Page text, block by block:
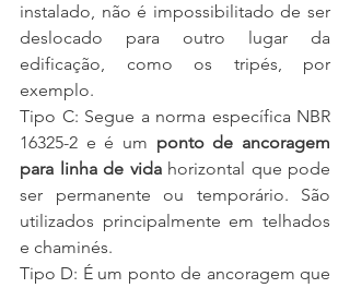
instalado, não é impossibilitado de ser
deslocado para outro lugar da
edificação, como os tripés, por
exemplo.
Tipo C: Segue a norma específica NBR
16325-2 e é um ponto de ancoragem
para linha de vida horizontal que pode
ser permanente ou temporário. São
utilizados principalmente em telhados
e chaminés.
Tipo D: É um ponto de ancoragem que